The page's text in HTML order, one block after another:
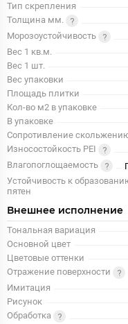
Тип скрепления
Толщина мм.
Морозоустойчивость
Вес 1 кв.м.
Вес 1 шт.
Вес упаковки
Площадь плитки
Кол-во м2 в упаковке
В упаковке
Сопротивление
Износостойкость PEI
Влагопоглощаемость
Устойчивость к
пятен
Внешнее исполнение
Тональная вариация
Основной цвет
Цветовые оттенки
Отражение поверхности
Имитация
Рисунок
Обработка